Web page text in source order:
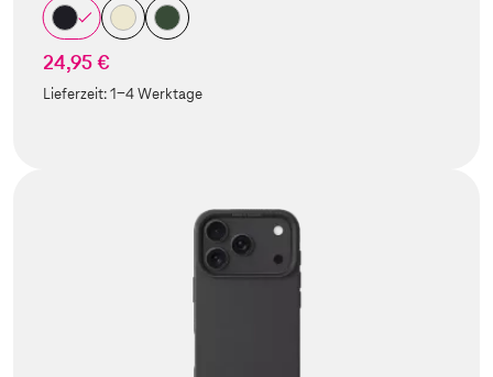
24,95 €
Lieferzeit:1-4 Werktage